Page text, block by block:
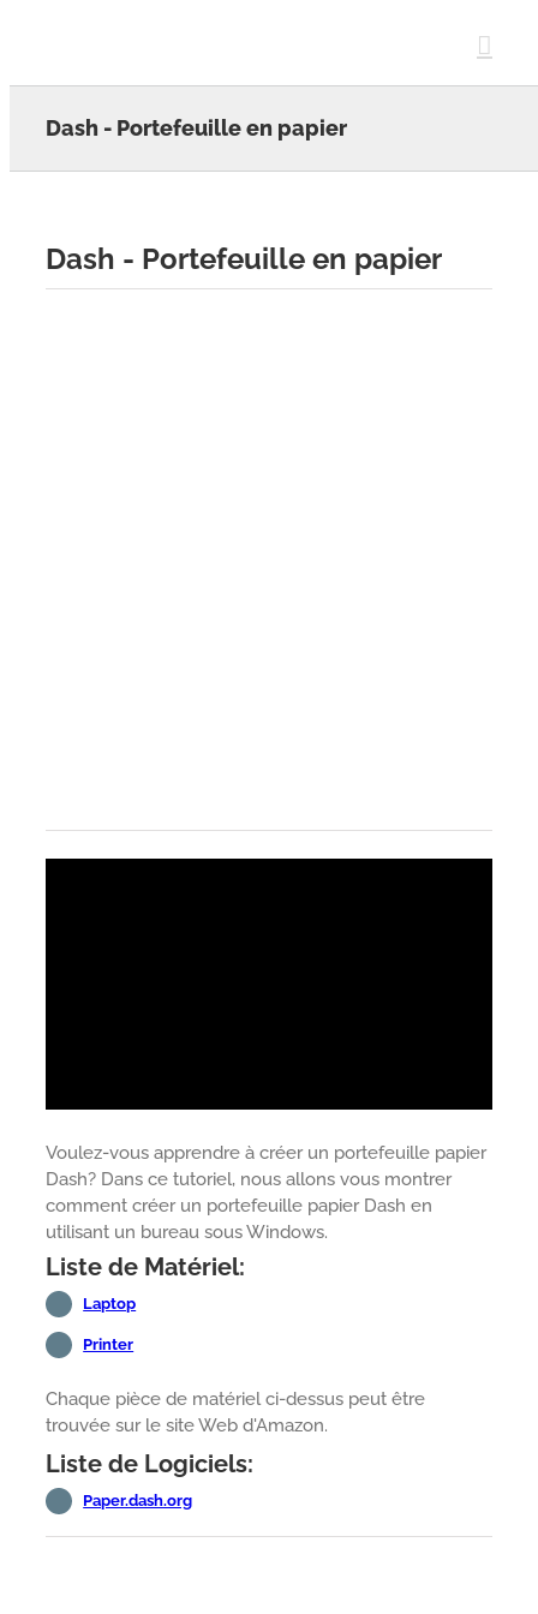
Dash - Portefeuille en papier
Dash - Portefeuille en papier
Voulez-vous apprendre à créer un portefeuille papier
Dash? Dans ce tutoriel, nous allons vous montrer
comment créer un portefeuille papier Dash en
utilisant un bureau sous Windows.
Liste de Matériel:
Laptop
Printer
Chaque pièce de matériel ci-dessus peut être
trouvée sur le site Web d'Amazon.
Liste de Logiciels:
Paper.dash.org